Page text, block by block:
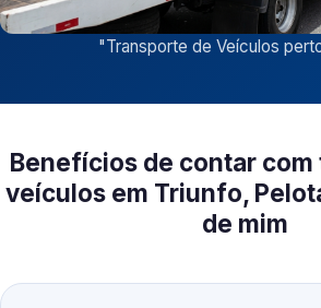
"Transporte de Veículos
Benefícios de contar
veículos em Triunfo,
de mim